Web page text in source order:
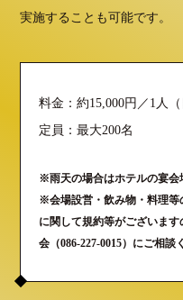
実施することも可能です。
料金：約15,000円／1人（
定員：最大200名
※雨天の場合はホテルの宴会
※会場設営・飲み物・料理等
に関して規約等がございま
会（086-227-0015）にご相談